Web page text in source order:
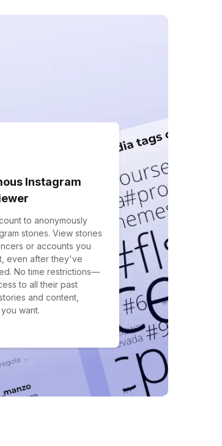
Instagram
to anonymously
stories. View stories
or accounts you
even after they've
No time restrictions—
to all their past
and content,
want.